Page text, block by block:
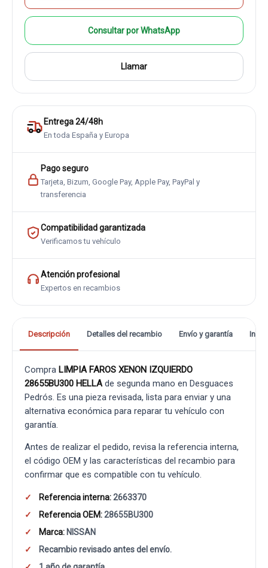
Consultar por WhatsApp
Llamar
Entrega 24/48h
En toda España y Europa
Pago seguro
Tarjeta, Bizum, Google Pay, Apple Pay, PayPal y
transferencia
Compatibilidad garantizada
Verificamos tu vehículo
Atención profesional
Expertos en recambios
Descripción Detalles del recambio Envío y garantía
Compra LIMPIA FAROS XENON IZQUIERDO
28655BU300 HELLAde segunda mano en Desguaces
Pedrós. Es una pieza revisada, lista para enviar y una
alternativa económica para reparar tu vehículo con
garantía.
Antes de realizar el pedido, revisa la referencia interna,
el código OEM y las características del recambio para
confirmar que es compatible con tu vehículo.
Referencia interna:2663370
Referencia OEM:28655BU300
Marca: NISSAN
Recambio revisado antes del envío.